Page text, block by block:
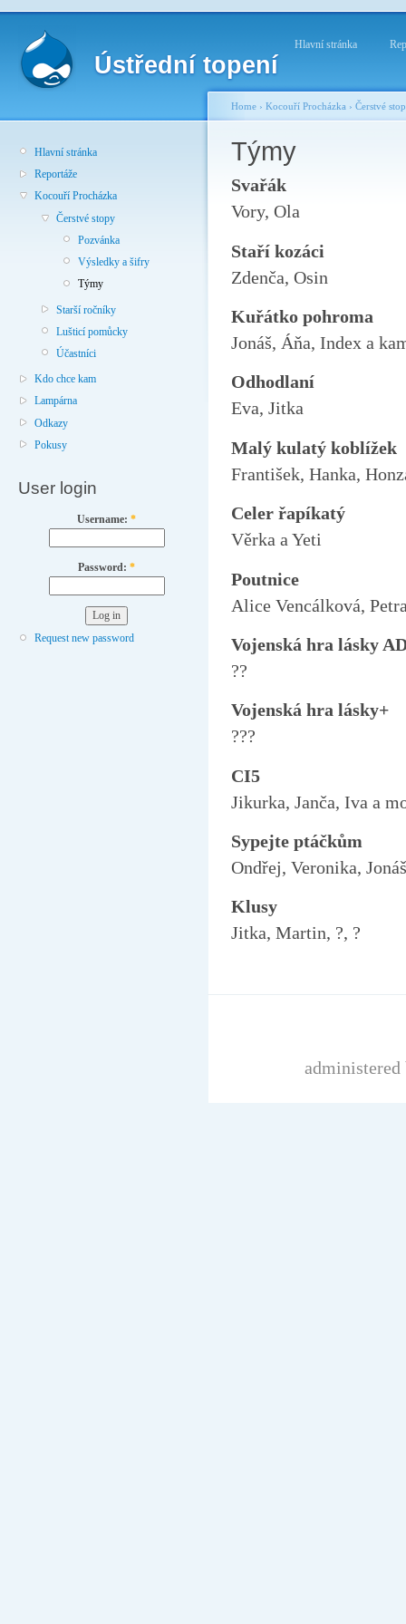
Ústřední topení
Hlavní stránka
Hlavní stránka
Reportáže
Kocouří Procházka
Čerstvé stopy
Pozvánka
Výsledky a šifry
Týmy
Starší ročníky
Lušticí pomůcky
Účastníci
Kdo chce kam
Lampárna
Odkazy
Pokusy
User login
Username: *
Password: *
Request new password
Home › Kocouří Procházka › Čerstvé
Týmy
Svařák
Vory, Ola
Staří kozáci
Zdenča, Osin
Kuřátko pohroma
Jonáš, Áňa, Index a
Odhodlaní
Eva, Jitka
Malý kulatý koblížek
František, Hanka,
Celer řapíkatý
Věrka a Yeti
Poutnice
Alice Vencálková,
Vojenská hra lásky
??
Vojenská hra lásky+
???
CI5
Jikurka, Janča, Iva a
Sypejte ptáčkům
Ondřej, Veronika,
Klusy
Jitka, Martin, ?, ?